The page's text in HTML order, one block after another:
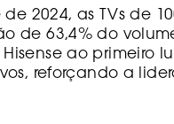
de 2024, as TVs de
de 63,4% do
ao primeiro
reforçando a